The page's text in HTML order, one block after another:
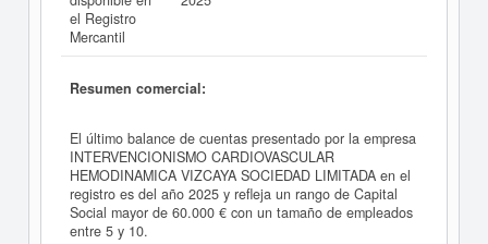
el Registro
Mercantil
Resumen comercial:
El último balance de cuentas presentado por la empresa
INTERVENCIONISMO CARDIOVASCULAR
HEMODINAMICA VIZCAYA SOCIEDAD LIMITADA en el
registro es del año 2025 y refleja un rango de Capital
Social mayor de 60.000 € con un tamaño de empleados
entre 5 y 10.